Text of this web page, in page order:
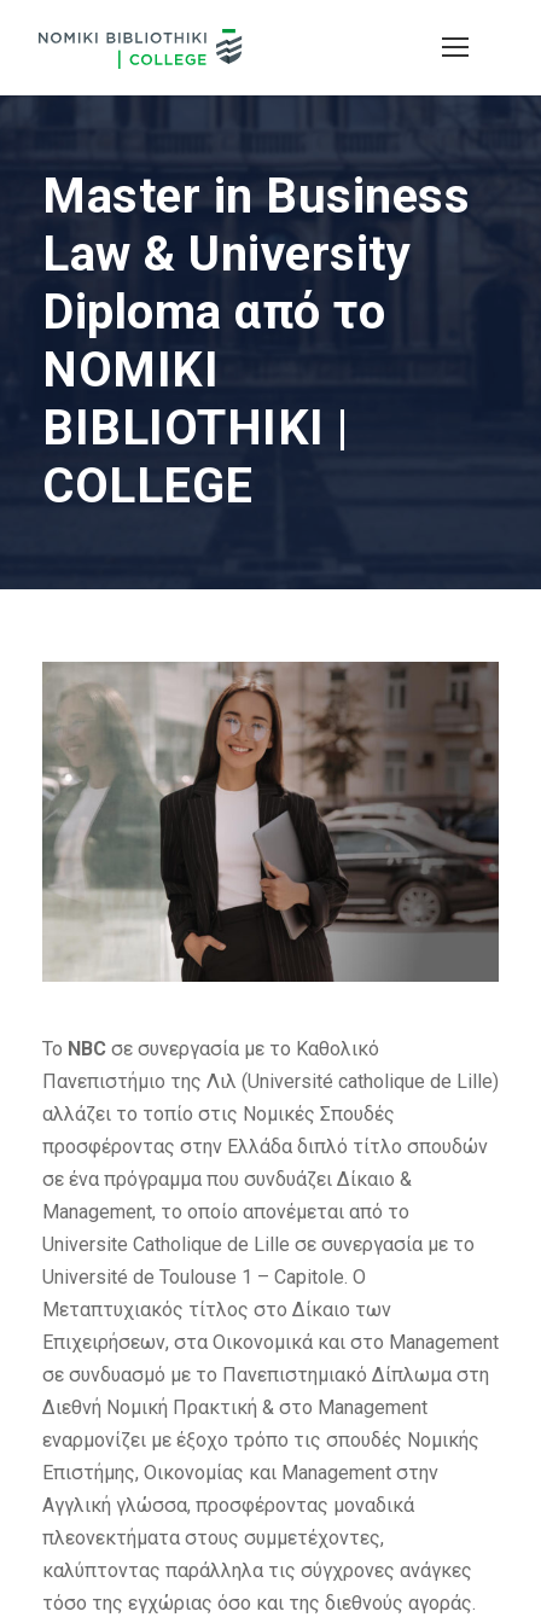
Master in Business
Law & University
Diploma από το
NOMIKI
BIBLIOTHIKI |
COLLEGE
Το NBC σε συνεργασία με το Καθολικό
Πανεπιστήμιο της Λιλ (Université catholique de Lille)
αλλάζει το τοπίο στις Νομικές Σπουδές
προσφέροντας στην Ελλάδα διπλό τίτλο σπουδών
σε ένα πρόγραμμα που συνδυάζει Δίκαιο &
Management, το οποίο απονέμεται από το
Universite Catholique de Lille σε συνεργασία με το
Université de Toulouse 1 – Capitole. O
Μεταπτυχιακός τίτλος στο Δίκαιο των
Επιχειρήσεων, στα Οικονομικά και στο Management
σε συνδυασμό με το Πανεπιστημιακό Δίπλωμα στη
Διεθνή Νομική Πρακτική & στο Management
εναρμονίζει με έξοχο τρόπο τις σπουδές Νομικής
Επιστήμης, Οικονομίας και Management στην
Αγγλική γλώσσα, προσφέροντας μοναδικά
πλεονεκτήματα στους συμμετέχοντες,
καλύπτοντας παράλληλα τις σύγχρονες ανάγκες
τόσο της εγχώριας όσο και της διεθνούς αγοράς.